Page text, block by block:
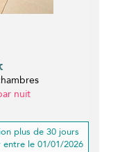
nuit
plus de 30 jours
le 01/01/2026